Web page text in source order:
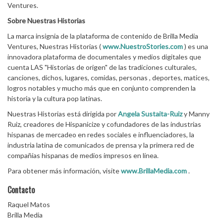
Ventures.
Sobre Nuestras Historias
La marca insignia de la plataforma de contenido de Brilla Media
Ventures, Nuestras Historias (www.NuestroStories.com) es una
innovadora plataforma de documentales y medios digitales que
cuenta LAS "Historias de origen" de las tradiciones culturales,
canciones, dichos, lugares, comidas, personas , deportes, matices,
logros notables y mucho más que en conjunto comprenden la
historia y la cultura pop latinas.
Nuestras Historias está dirigida porAngela Sustaita-Ruizy Manny
Ruiz, creadores de Hispanicize y cofundadores de las industrias
hispanas de mercadeo en redes sociales e influenciadores, la
industria latina de comunicados de prensa y la primera red de
compañías hispanas de medios impresos en línea.
Para obtener más información, visitewww.BrillaMedia.com.
Contacto
Raquel Matos
Brilla Media